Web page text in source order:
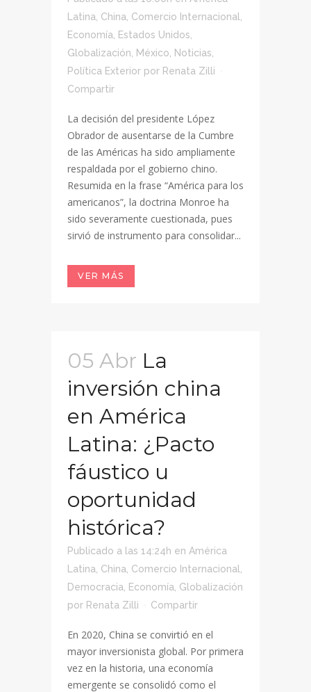
Latina China Comercio Internacional
Economía
Estados Unidos
Globalización
México Noticias
Política Exterior por Renata Zilli
Compartir
La decisión del presidente López
Obrador de ausentarse de la Cumbre
de las Américas ha sido ampliamente
respaldada por el gobierno chino.
Resumida en la frase “América para los
americanos”, la doctrina Monroe ha
sido severamente cuestionada, pues
sirvió de instrumento para consolidar...
VER MÁS
05 Abr La
inversión china
en América
Latina: ¿Pacto
fáustico u
oportunidad
histórica?
Publicado a las 14:24h en América
Latina China Comercio Internacional
Democracia
Economía Globalización
por Renata Zilli Compartir
En 2020, China se convirtió en el
mayor inversionista global. Por primera
vez en la historia, una economía
emergente se consolidó como el